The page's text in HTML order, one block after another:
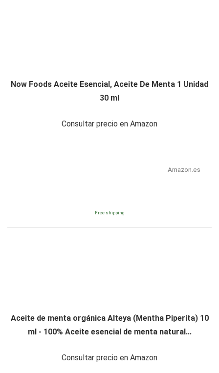
Now Foods Aceite Esencial, Aceite De Menta 1 Unidad
30 ml
Consultar precio en Amazon
Amazon.es
Free shipping
Aceite de menta orgánica Alteya (Mentha Piperita) 10
ml - 100% Aceite esencial de menta natural...
Consultar precio en Amazon